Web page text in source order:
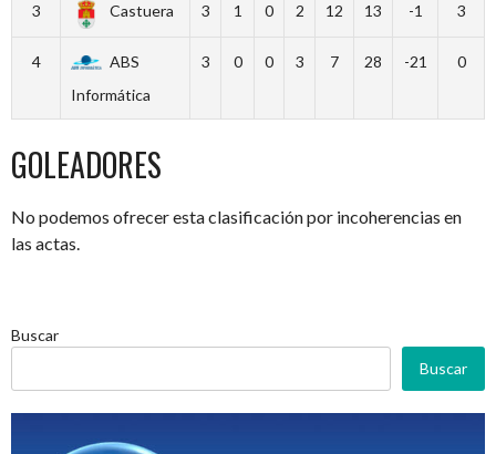
3 Castuera 3 1 0 2 12 13 -1 3
4
ABS
Informática
3 0 0 3 7 28 -21 0
GOLEADORES
No podemos ofrecer esta clasificación por incoherencias en
las actas.
Buscar
Buscar